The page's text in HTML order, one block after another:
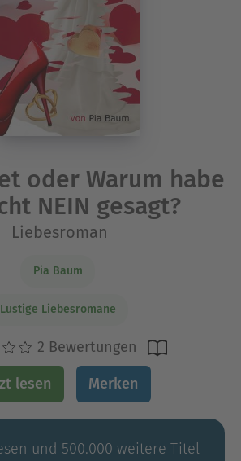
oder Warum habe
NEIN gesagt?
Liebesroman
Pia Baum
Lustige Liebesromane
2 Bewertungen
lesen Merken
und 500.000 weitere Titel